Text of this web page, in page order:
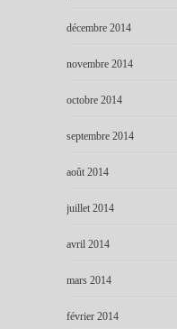
décembre 2014
novembre 2014
octobre 2014
septembre 2014
août 2014
juillet 2014
avril 2014
mars 2014
février 2014